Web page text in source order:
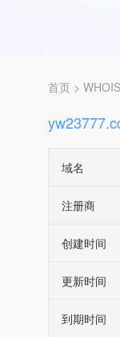
首页 >
域名
注册商
创建时间
更新时间
到期时间